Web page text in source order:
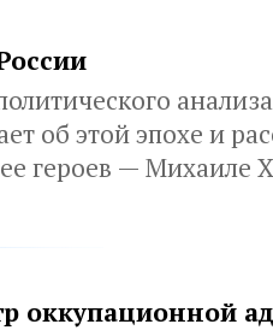
об этой эпохе и
героев — Михаиле
оккупационной